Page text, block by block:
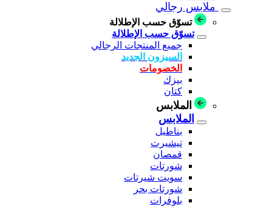
ملابس رجالي
تسوّق حسب الإطلالة
تسوّق حسب الإطلالة
جميع المنتجات الرجالي
السيزون الجديد
الخصومات
بيزك
كتان
الملابس
الملابس
بناطيل
تيشيرت
قمصان
شورتات
سويت شيرتات
شورتات بحر
بلوفرات